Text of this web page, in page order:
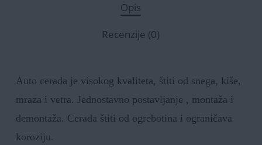
Opis
Recenzije (0)
Auto cerada je visokog kvaliteta, štiti od snega, kiše,
mraza i vetra. Jednostavno postavljanje , montaža i
demontaža. Cerada štiti od ogrebotina i ograničava
koroziju.